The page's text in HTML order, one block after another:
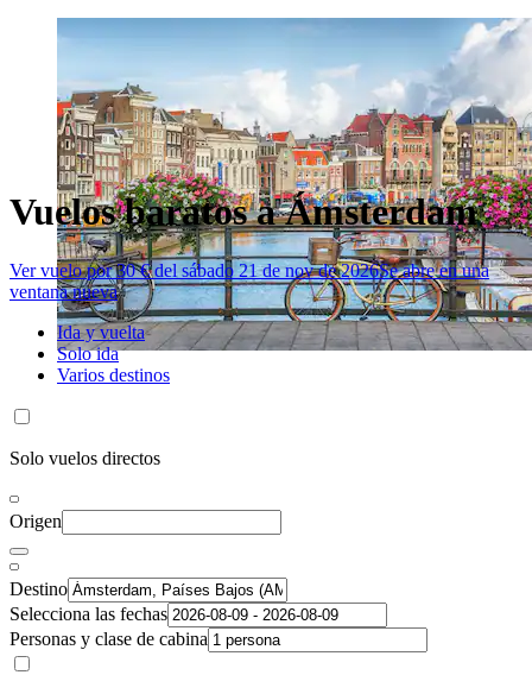
Vuelos baratos a Ámsterdam
Ver vuelo por 30 € del sábado 21 de nov de 2026Se abre en una
ventana nueva
Ida y vuelta
Solo ida
Varios destinos
Solo vuelos directos
Origen
Destino
Selecciona las fechas
Personas y clase de cabina